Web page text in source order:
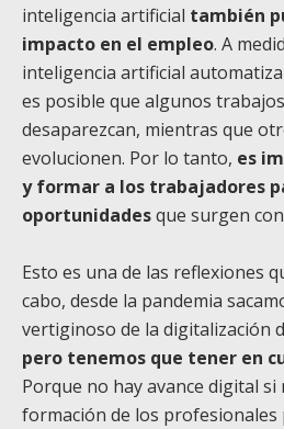
inteligencia artificial también
impacto en el empleo. A
inteligencia artificial
es posible que algunos
desaparezcan, mientras que
evolucionen. Por lo tanto, es
y formar a los trabajadores
oportunidadesque surgen
Esto es una de las reflexiones
cabo, desde la pandemia
vertiginoso de la digitalización
pero tenemos que tener en
Porque no hay avance digital si
formación de los